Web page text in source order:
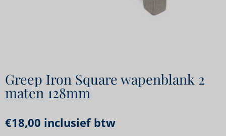
Greep Iron Square wapenblank 2
maten 128mm
€18,00 inclusief btw